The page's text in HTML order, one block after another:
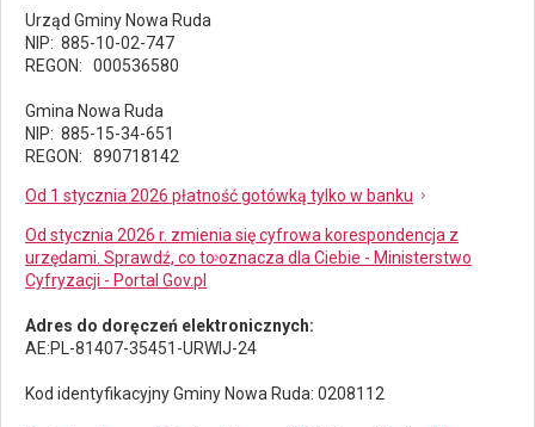
Urząd Gminy Nowa Ruda
NIP: 885-10-02-747
REGON: 000536580
Gmina Nowa Ruda
NIP: 885-15-34-651
REGON: 890718142
Od 1 stycznia 2026 płatność gotówką tylko w banku
Od stycznia 2026 r. zmienia się cyfrowa korespondencja z
urzędami. Sprawdź, co to oznacza dla Ciebie - Ministerstwo
Cyfryzacji - Portal Gov.pl
Adres do doręczeń elektronicznych:
AE:PL-81407-35451-URWIJ-24
Kod identyfikacyjny Gminy Nowa Ruda: 0208112